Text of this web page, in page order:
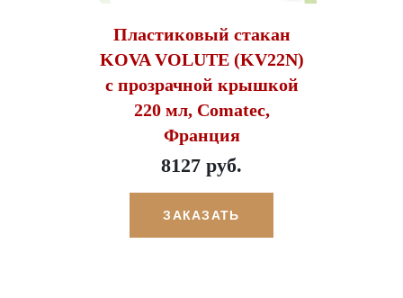
Пластиковый стакан
KOVA VOLUTE (KV22N)
с прозрачной крышкой
220 мл, Comatec,
Франция
8127 руб.
ЗАКАЗАТЬ